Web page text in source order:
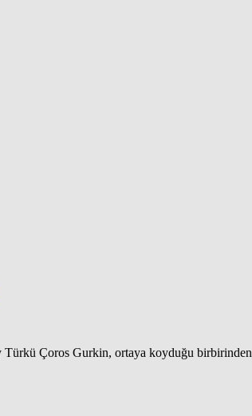
Türkü Çoros Gurkin, ortaya koyduğu birbirinden